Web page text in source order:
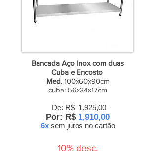
Bancada Aço Inox com duas
Cuba e Encosto
Med. 100x60x90cm
cuba: 56x34x17cm
De: R$ ̶1̶.̶9̶2̶5̶,̶0̶0̶
Por: R$ 1.910,00
6x sem juros no cartão
10% desc.